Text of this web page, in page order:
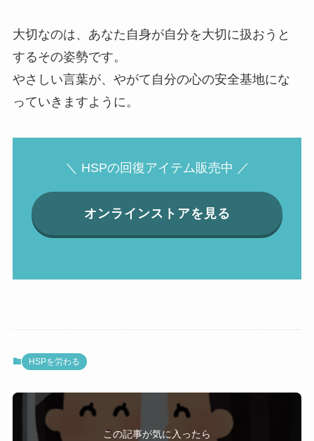
大切なのは、あなた自身が自分を大切に扱おうと
するその姿勢です。
やさしい言葉が、やがて自分の心の安全基地にな
っていきますように。
＼ HSPの回復アイテム販売中 ／
オンラインストアを見る
HSPを労わる
この記事が気に入ったら